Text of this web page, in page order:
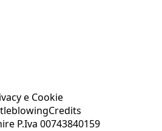
e Cookie
Credits
P.Iva 00743840159